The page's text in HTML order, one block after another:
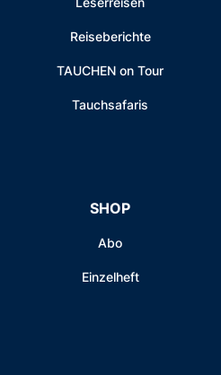
Reiseberichte
TAUCHEN on Tour
Tauchsafaris
SHOP
Abo
Einzelheft